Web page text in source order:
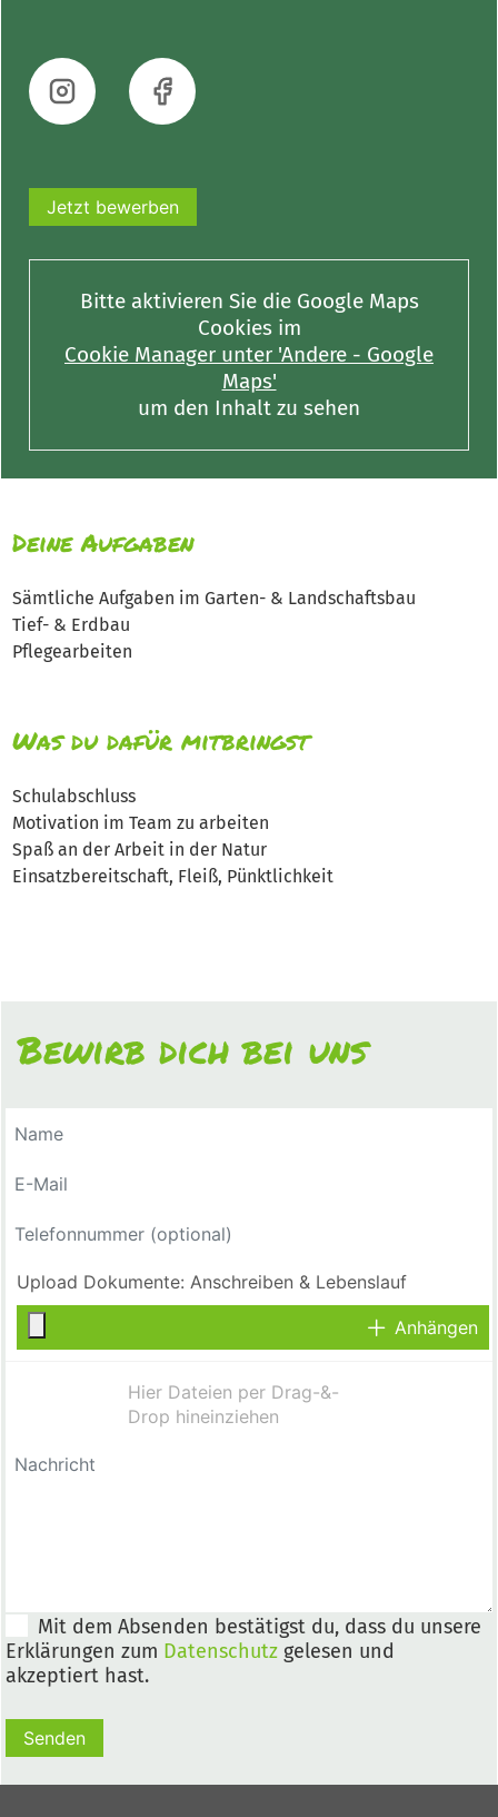
Jetzt bewerben
Bitte aktivieren Sie die Google Maps
Cookies im
Cookie Manager unter 'Andere - Google
Maps'
um den Inhalt zu sehen
Deine Aufgaben
Sämtliche Aufgaben im Garten- & Landschaftsbau
Tief- & Erdbau
Pflegearbeiten
Was du dafür mitbringst
Schulabschluss
Motivation im Team zu arbeiten
Spaß an der Arbeit in der Natur
Einsatzbereitschaft, Fleiß, Pünktlichkeit
Bewirb dich bei uns
Anhängen
Mit dem Absenden bestätigst du, dass du unsere
Erklärungen zum Datenschutz gelesen und
akzeptiert hast.
Senden